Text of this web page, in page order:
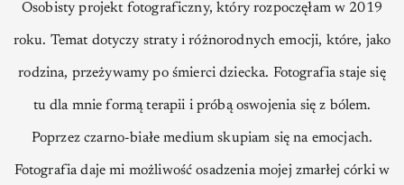
Osobisty projekt fotograficzny, który rozpoczęłam w 2019
roku. Temat dotyczy straty i różnorodnych emocji, które, jako
rodzina, przeżywamy po śmierci dziecka. Fotografia staje się
tu dla mnie formą terapii i próbą oswojenia się z bólem.
Poprzez czarno-białe medium skupiam się na emocjach.
Fotografia daje mi możliwość osadzenia mojej zmarłej córki w